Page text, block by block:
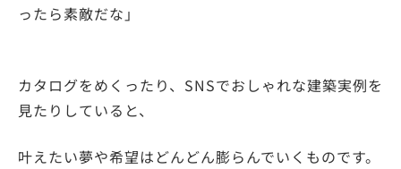
ったら素敵だな」
カタログをめくったり、SNSでおしゃれな建築実例を
見たりしていると、
叶えたい夢や希望はどんどん膨らんでいくものです。